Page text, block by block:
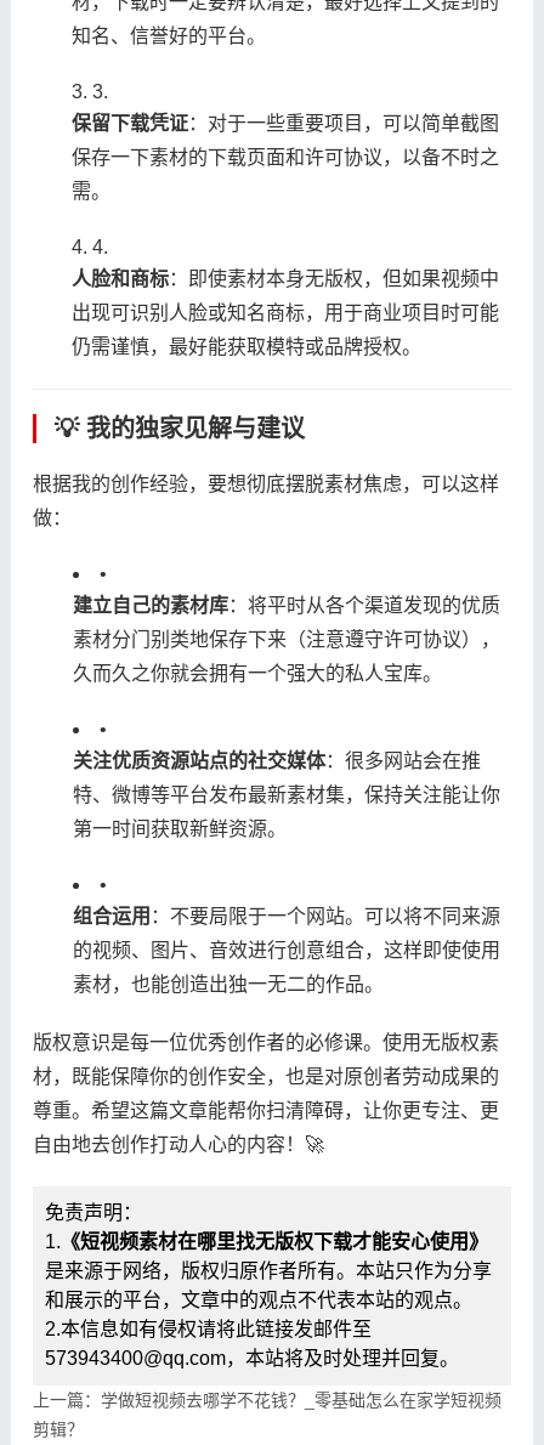
知名、信誉好的平台。
3.
​保留下载凭证​​：对于一些重要项目，可以简单截图
保存一下素材的下载页面和许可协议，以备不时之
需。
4.
​人脸和商标​​：即使素材本身无版权，但如果视频中
出现可识别人脸或知名商标，用于商业项目时可能
仍需谨慎，最好能获取模特或品牌授权。
💡 我的独家见解与建议
根据我的创作经验，要想彻底摆脱素材焦虑，可以这样
做：
•
​建立自己的素材库​​：将平时从各个渠道发现的优质
素材分门别类地保存下来（注意遵守许可协议），
久而久之你就会拥有一个强大的私人宝库。
•
​关注优质资源站点的社交媒体​​：很多网站会在推
特、微博等平台发布最新素材集，保持关注能让你
第一时间获取新鲜资源。
•
​组合运用​ ​：不要局限于一个网站。可以将不同来源
的视频、图片、音效进行创意组合，这样即使使用
素材，也能创造出独一无二的作品。
版权意识是每一位优秀创作者的必修课。使用无版权素
材，既能保障你的创作安全，也是对原创者劳动成果的
尊重。希望这篇文章能帮你扫清障碍，让你更专注、更
自由地去创作打动人心的内容！🚀
免责声明：
1. 《短视频素材在哪里找无版权下载才能安心使用》
是来源于网络，版权归原作者所有。本站只作为分享
和展示的平台，文章中的观点不代表本站的观点。
2.本信息如有侵权请将此链接发邮件至
573943400@qq.com，本站将及时处理并回复。
上一篇：学做短视频去哪学不花钱？_零基础怎么在家学短视频
剪辑？